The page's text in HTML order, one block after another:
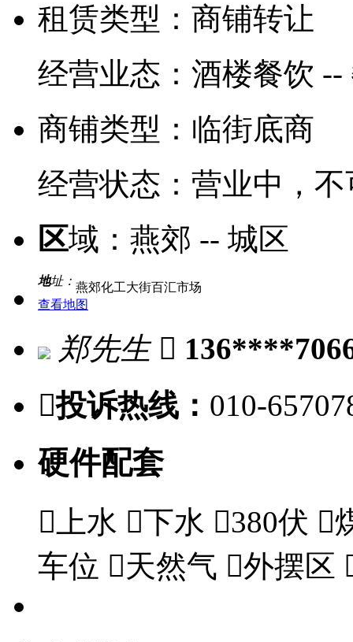
租赁类型： 商铺转让
经营业态： 酒楼餐饮 --
商铺类型： 临街底商
经营状态： 营业中，
区域： 燕郊 -- 城区
地址： 燕郊化工大街百汇市场
查看地图
郑先生 
投诉热线： 010-
硬件配套
 上水 下水 380伏 
车位 天然气 外摆区